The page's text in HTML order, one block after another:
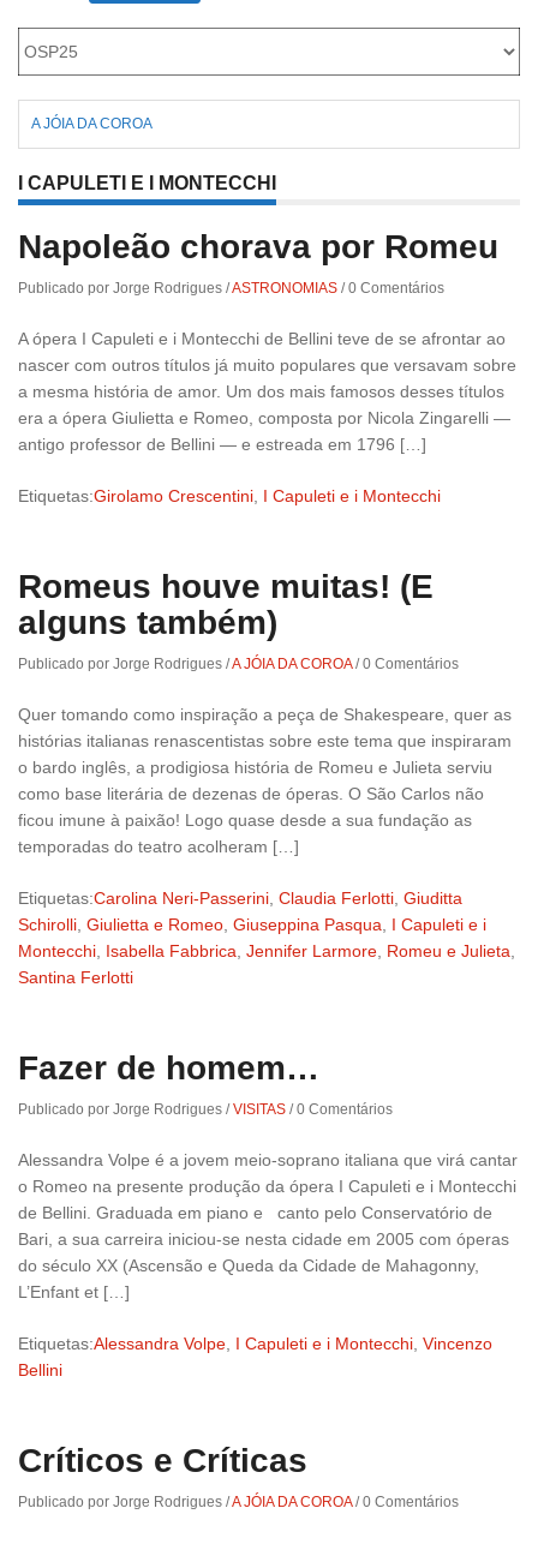
A JÓIA DA COROA
I CAPULETI E I MONTECCHI
Napoleão chorava por Romeu
Publicado por Jorge Rodrigues /ASTRONOMIAS /0 Comentários
A ópera I Capuleti e i Montecchi de Bellini teve de se afrontar ao
nascer com outros títulos já muito populares que versavam sobre
a mesma história de amor. Um dos mais famosos desses títulos
era a ópera Giulietta e Romeo, composta por Nicola Zingarelli —
antigo professor de Bellini — e estreada em 1796 […]
Etiquetas:Girolamo Crescentini I Capuleti e i Montecchi
Romeus houve muitas! (E
alguns também)
Publicado por Jorge Rodrigues /A JÓIA DA COROA /0 Comentários
Quer tomando como inspiração a peça de Shakespeare, quer as
histórias italianas renascentistas sobre este tema que inspiraram
o bardo inglês, a prodigiosa história de Romeu e Julieta serviu
como base literária de dezenas de óperas. O São Carlos não
ficou imune à paixão! Logo quase desde a sua fundação as
temporadas do teatro acolheram […]
Etiquetas:Carolina Neri-Passerini Claudia Ferlotti Giuditta
Schirolli Giulietta e Romeo Giuseppina Pasqua
I Capuleti e i
Montecchi Isabella Fabbrica Jennifer Larmore Romeu e Julieta
Santina Ferlotti
Fazer de homem…
Publicado por Jorge Rodrigues /VISITAS /0 Comentários
Alessandra Volpe é a jovem meio-soprano italiana que virá cantar
o Romeo na presente produção da ópera I Capuleti e i Montecchi
de Bellini. Graduada em piano e canto pelo Conservatório de
Bari, a sua carreira iniciou-se nesta cidade em 2005 com óperas
do século XX (Ascensão e Queda da Cidade de Mahagonny,
L’Enfant et […]
Etiquetas:Alessandra Volpe I Capuleti e i Montecchi Vincenzo
Bellini
Críticos e Críticas
Publicado por Jorge Rodrigues /A JÓIA DA COROA /0 Comentários